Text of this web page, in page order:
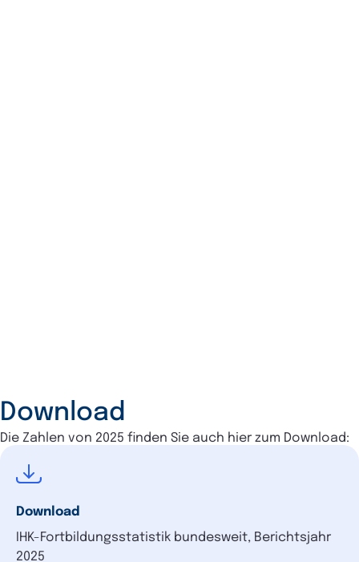
Download
Die Zahlen von 2025 finden Sie auch hier zum Download:
Download
IHK-Fortbildungsstatistik bundesweit, Berichtsjahr
2025